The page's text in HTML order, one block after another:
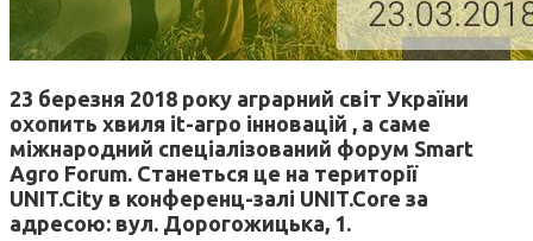
23 березня 2018 року аграрний світ України
охопить хвиля it-агро інновацій , а саме
міжнародний спеціалізований форум Smart
Agro Forum. Станеться це на території
UNIT.City в конференц-залі UNIT.Core за
адресою: вул. Дорогожицька, 1.